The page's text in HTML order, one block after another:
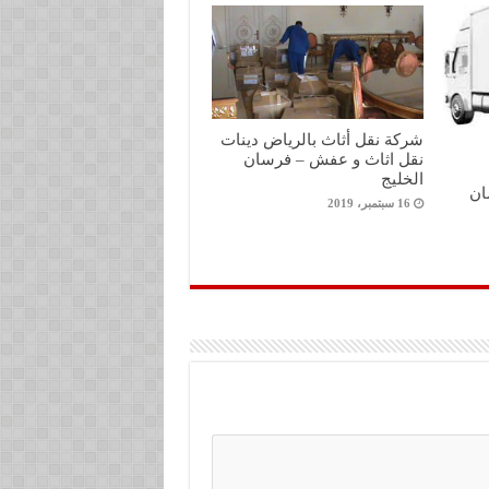
شركة نقل أثاث بالرياض دينات
نقل اثاث و عفش – فرسان
الخليج
16 سبتمبر، 2019